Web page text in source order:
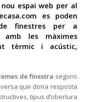
nou espai web per al
es poden
finestres per a
amb les màximes
tèrmic i acústic,
de finestra segons
que dona resposta
tipus d’obertura